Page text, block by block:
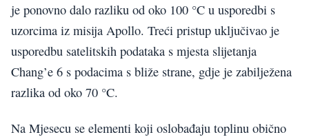
je ponovno dalo razliku od oko 100 °C u usporedbi s
uzorcima iz misija Apollo. Treći pristup uključivao je
usporedbu satelitskih podataka s mjesta slijetanja
Chang’e 6 s podacima s bliže strane, gdje je zabilježena
razlika od oko 70 °C.
Na Mjesecu se elementi koji oslobađaju toplinu obično